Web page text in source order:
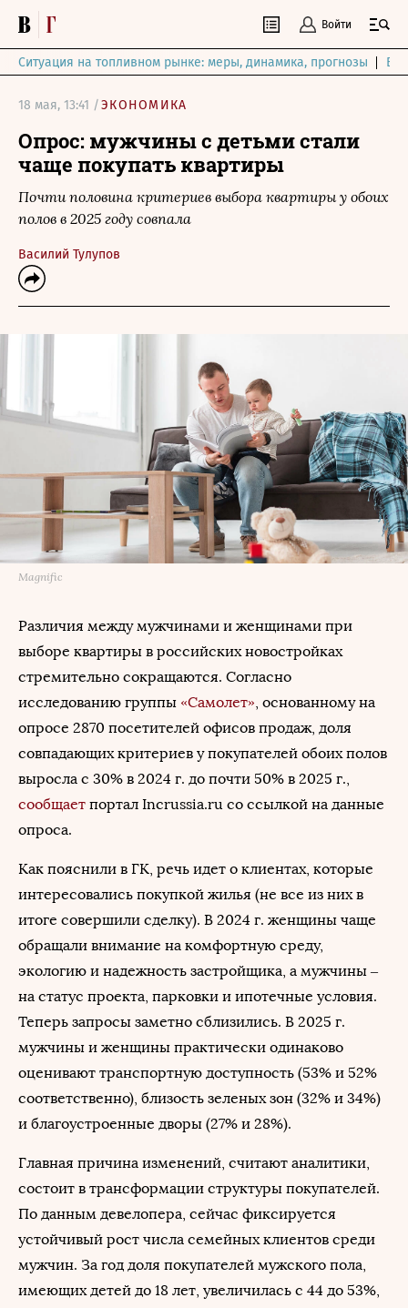
Войти
Ситуация на топливном рынке: меры, динамика, прогнозы
18 мая, 13:41 /ЭКОНОМИКА
Опрос: мужчины с детьми стали
чаще покупать квартиры
Почти половина критериев выбора квартиры у обоих
полов в 2025 году совпала
Василий Тулупов
Magnific
Различия между мужчинами и женщинами при
выборе квартиры в российских новостройках
стремительно сокращаются. Согласно
исследованию группы «Самолет», основанному на
опросе 2870 посетителей офисов продаж, доля
совпадающих критериев у покупателей обоих полов
выросла с 30% в 2024 г. до почти 50% в 2025 г.,
сообщает портал Incrussia.ru со ссылкой на данные
опроса.
Как пояснили в ГК, речь идет о клиентах, которые
интересовались покупкой жилья (не все из них в
итоге совершили сделку). В 2024 г. женщины чаще
обращали внимание на комфортную среду,
экологию и надежность застройщика, а мужчины –
на статус проекта, парковки и ипотечные условия.
Теперь запросы заметно сблизились. В 2025 г.
мужчины и женщины практически одинаково
оценивают транспортную доступность (53% и 52%
соответственно), близость зеленых зон (32% и 34%)
и благоустроенные дворы (27% и 28%).
Главная причина изменений, считают аналитики,
состоит в трансформации структуры покупателей.
По данным девелопера, сейчас фиксируется
устойчивый рост числа семейных клиентов среди
мужчин. За год доля покупателей мужского пола,
имеющих детей до 18 лет, увеличилась с 44 до 53%,